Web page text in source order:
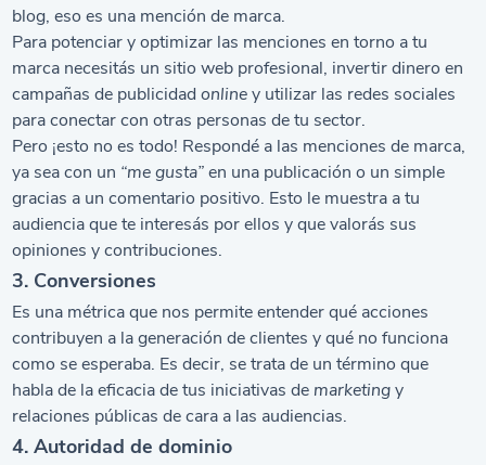
blog, eso es una mención de marca.
Para potenciar y optimizar las menciones en torno a tu
marca necesitás un sitio web profesional, invertir dinero en
campañas de publicidadonliney utilizar las redes sociales
para conectar con otras personas de tu sector.
Pero ¡esto no es todo! Respondé a las menciones de marca,
ya sea con un “me gusta”en una publicación o un simple
gracias a un comentario positivo. Esto le muestra a tu
audiencia que te interesás por ellos y que valorás sus
opiniones y contribuciones.
3. Conversiones
Es una métrica que nos permite entender qué acciones
contribuyen a la generación de clientes y qué no funciona
como se esperaba. Es decir, se trata de un término que
habla de la eficacia de tus iniciativas de marketingy
relaciones públicas de cara a las audiencias.
4. Autoridad de dominio